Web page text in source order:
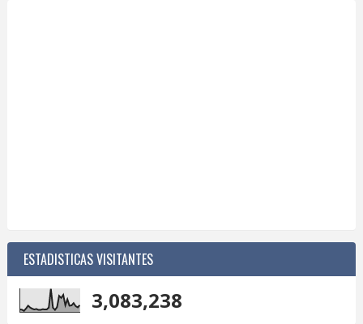
ESTADISTICAS VISITANTES
3,083,238